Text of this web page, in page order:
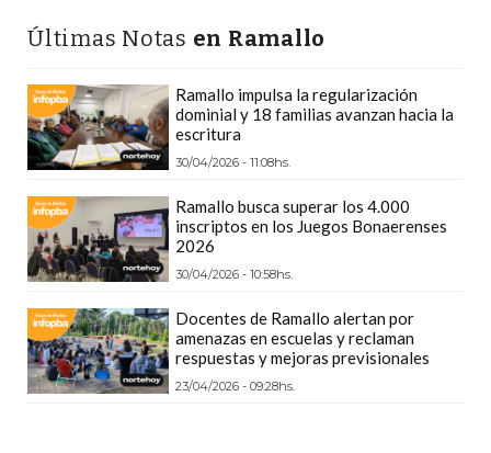
ENTRENO
ASESORAMIENTO
PROFESIONAL
QUÉ
CHANGUITO.COM.AR
Y
CÓMO
CREAR
TIENDAS
ONLINE
Últimas Notas en Ramallo
Ramallo impulsa la regularización
dominial y 18 familias avanzan hacia la
escritura
30/04/2026 - 11:08hs.
Ramallo busca superar los 4.000
inscriptos en los Juegos Bonaerenses
2026
30/04/2026 - 10:58hs.
Docentes de Ramallo alertan por
amenazas en escuelas y reclaman
respuestas y mejoras previsionales
23/04/2026 - 09:28hs.